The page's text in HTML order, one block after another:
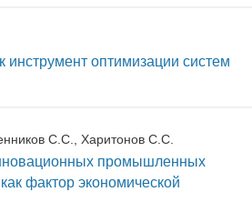
оптимизации систем
С.С., Харитонов С.С.
промышленных
фактор экономической